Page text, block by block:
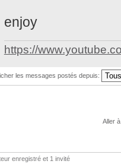
enjoy
https://
les messages postés depuis:
Aller
enregistré et 1 invité